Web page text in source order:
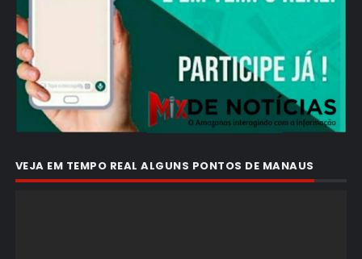
VEJA EM TEMPO REAL ALGUNS PONTOS DE MANAUS